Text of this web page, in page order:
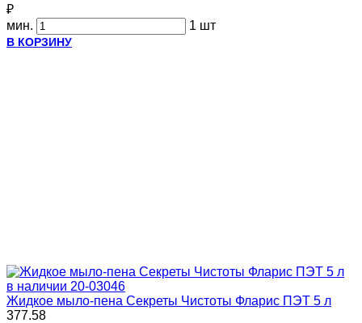
₽
мин.
1 шт
В КОРЗИНУ
в наличии 20-03046
Жидкое мыло-пена Секреты Чистоты Фларис ПЭТ 5 л
377.58